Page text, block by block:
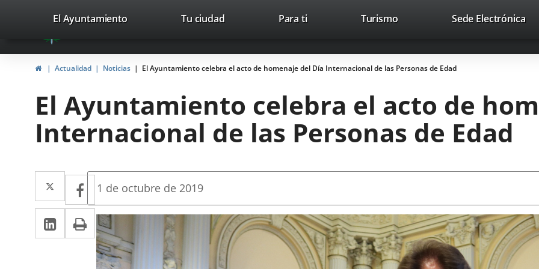
Portal
Web
del
Valladolid
avaTop Trabaja con nosotros Contacto
valladolid.es
El Ayuntamiento Tu ciudad Para ti TurismoThis
open
in
pop-
up
window.
Sede ElectrónicaLink
HomeActualidad Noticias El Ayuntamiento celebra el acto de homenaje del Día Internacional de las Personas de Edad
El Ayuntamiento celebra el acto de
Internacional de las Personas de Edad
Twitter
Enlace
a
una
aplicación
externa.
Facebook
Enlace
a
una
aplicación
Linkedin
Enlace
a
Print
Fecha
la
noticia
1 de octubre de 2019